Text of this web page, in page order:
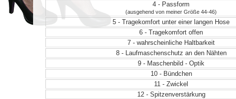
4 - Passform
(ausgehend von meiner Größe 44-46)
5 - Tragekomfort unter einer langen Hose
6 - Tragekomfort offen
7 - wahrscheinliche Haltbarkeit
8 - Laufmaschenschutz an den Nähten
9 - Maschenbild - Optik
10 - Bündchen
11 - Zwickel
12 - Spitzenverstärkung